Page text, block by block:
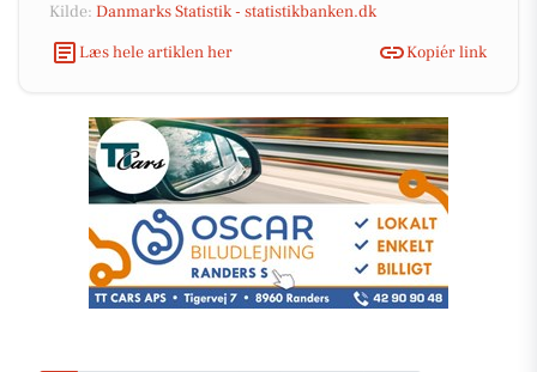
Kilde: Danmarks Statistik - statistikbanken.dk
Læs hele artiklen her
Kopiér link